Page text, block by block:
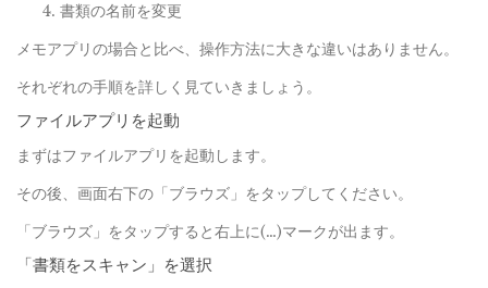
書類の名前を変更
メモアプリの場合と比べ、操作方法に大きな違いはありません。
それぞれの手順を詳しく見ていきましょう。
ファイルアプリを起動
まずはファイルアプリを起動します。
その後、画面右下の「ブラウズ」をタップしてください。
「ブラウズ」をタップすると右上に(…)マークが出ます。
「書類をスキャン」を選択